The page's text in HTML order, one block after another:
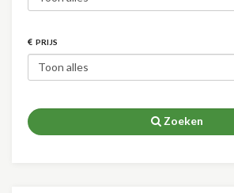
PRIJS
Zoeken